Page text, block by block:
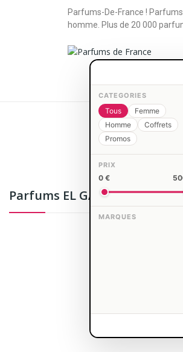
Parfums-De-France !
homme. Plus de 20 000
Parfums EL GANSO Homme
CATEGORIES
Tous
Femme
Homme
Coffrets
Promos
PRIX
0 €
MARQUES